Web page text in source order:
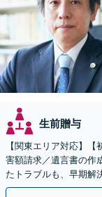
生前贈与
【関東エリア対応】
害額請求／遺言書の作
たトラブルも、早期解
お悩みもご相談くださ